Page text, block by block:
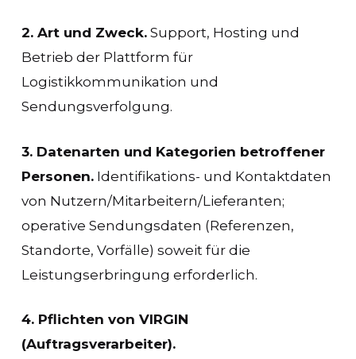
2. Art und Zweck.Support, Hosting und
Betrieb der Plattform für
Logistikkommunikation und
Sendungsverfolgung.
3. Datenarten und Kategorien betroffener
Personen.Identifikations- und Kontaktdaten
von Nutzern/Mitarbeitern/Lieferanten;
operative Sendungsdaten (Referenzen,
Standorte, Vorfälle) soweit für die
Leistungserbringung erforderlich.
4. Pflichten von VIRGIN
(Auftragsverarbeiter).